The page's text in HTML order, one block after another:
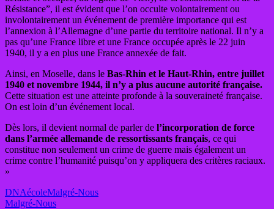
Résistance”, il est évident que l’on occulte volontairement ou
involontairement un événement de première importance qui est
l’annexion à l’Allemagne d’une partie du territoire national. Il n’y a
pas qu’une France libre et une France occupée après le 22 juin
1940, il y a en plus une France annexée de fait.
Ainsi, en Moselle, dans le Bas-Rhin et le Haut-Rhin, entre juillet
1940 et novembre 1944, il n’y a plus aucune autorité française.
Cette situation est une atteinte profonde à la souveraineté française.
On est loin d’un événement local.
Dès lors, il devient normal de parler de l’incorporation de force
dans l’armée allemande de ressortissants français, ce qui
constitue non seulement un crime de guerre mais également un
crime contre l’humanité puisqu’on y appliquera des critères raciaux.
»
DNAécoleMalgré-Nous
Malgré-Nous